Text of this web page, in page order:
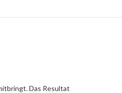
Das Resultat